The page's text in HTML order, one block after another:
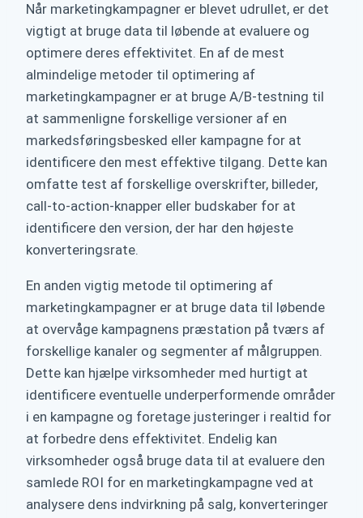
Når marketingkampagner er blevet udrullet, er det
vigtigt at bruge data til løbende at evaluere og
optimere deres effektivitet. En af de mest
almindelige metoder til optimering af
marketingkampagner er at bruge A/B-testning til
at sammenligne forskellige versioner af en
markedsføringsbesked eller kampagne for at
identificere den mest effektive tilgang. Dette kan
omfatte test af forskellige overskrifter, billeder,
call-to-action-knapper eller budskaber for at
identificere den version, der har den højeste
konverteringsrate.
En anden vigtig metode til optimering af
marketingkampagner er at bruge data til løbende
at overvåge kampagnens præstation på tværs af
forskellige kanaler og segmenter af målgruppen.
Dette kan hjælpe virksomheder med hurtigt at
identificere eventuelle underperformende områder
i en kampagne og foretage justeringer i realtid for
at forbedre dens effektivitet. Endelig kan
virksomheder også bruge data til at evaluere den
samlede ROI for en marketingkampagne ved at
analysere dens indvirkning på salg, konverteringer